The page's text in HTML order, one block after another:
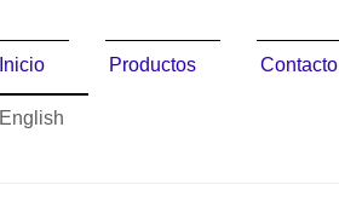
Inicio Productos Contacto
English